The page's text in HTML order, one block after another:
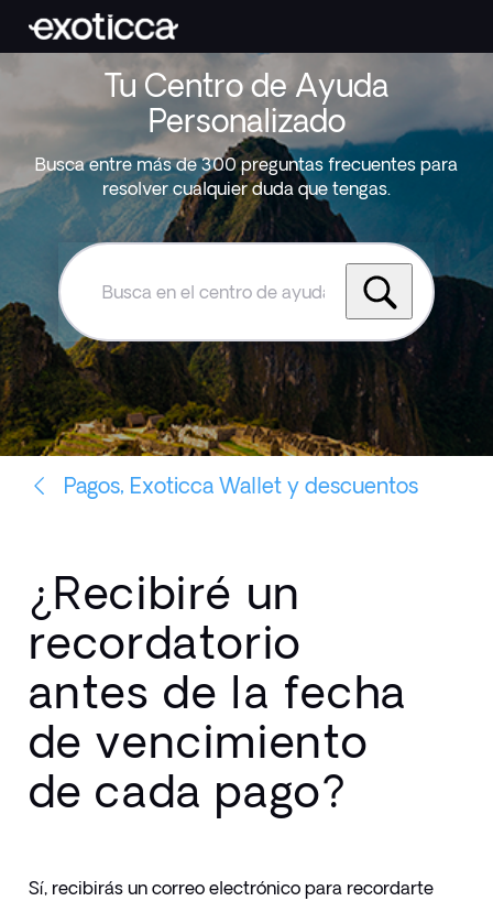
Tu Centro de Ayuda
Personalizado
Busca entre más de 300 preguntas frecuentes para
resolver cualquier duda que tengas.
Busca
el
centro
de
ayuda
de
Exoticca
Pagos, Exoticca Wallet y descuentos
¿Recibiré un
recordatorio
antes de la fecha
de vencimiento
de cada pago?
Sí, recibirás un correo electrónico para recordarte